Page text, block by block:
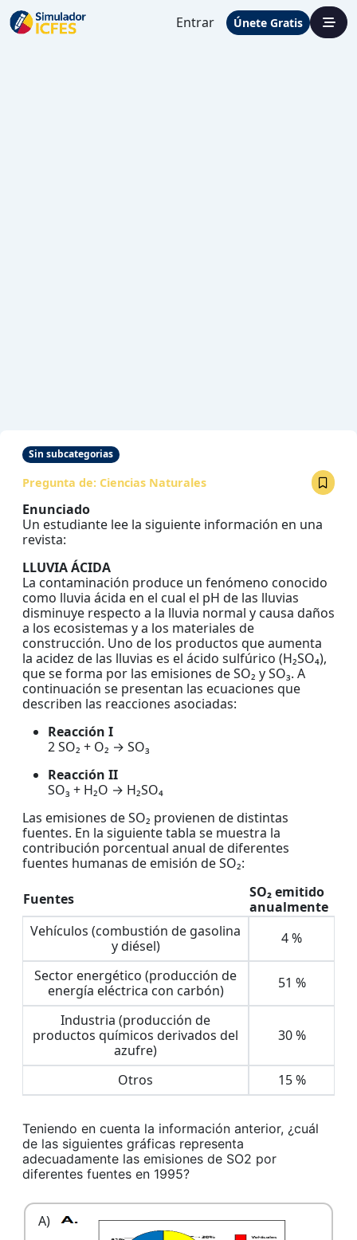
Entrar Únete Gratis
Sin subcategorias
Pregunta de: Ciencias Naturales
Enunciado
Un estudiante lee la siguiente información en una
revista:
LLUVIA ÁCIDA
La contaminación produce un fenómeno conocido
como lluvia ácida en el cual el pH de las lluvias
disminuye respecto a la lluvia normal y causa daños
a los ecosistemas y a los materiales de
construcción. Uno de los productos que aumenta
la acidez de las lluvias es el ácido sulfúrico (H₂SO₄),
que se forma por las emisiones de SO₂ y SO₃. A
continuación se presentan las ecuaciones que
describen las reacciones asociadas:
Reacción I
2 SO₂ + O₂ → SO₃
Reacción II
SO₃ + H₂O → H₂SO₄
Las emisiones de SO₂ provienen de distintas
fuentes. En la siguiente tabla se muestra la
contribución porcentual anual de diferentes
fuentes humanas de emisión de SO₂:
Fuentes
SO₂ emitido
anualmente
Vehículos (combustión de gasolina
y diésel)
4 %
Sector energético (producción de
energía eléctrica con carbón)
51 %
Industria (producción de
productos químicos derivados del
azufre)
30 %
Otros 15 %
Teniendo en cuenta la información anterior, ¿cuál
de las siguientes gráficas representa
adecuadamente las emisiones de SO2 por
diferentes fuentes en 1995?
A)